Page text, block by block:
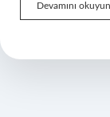
Devamını okuyun